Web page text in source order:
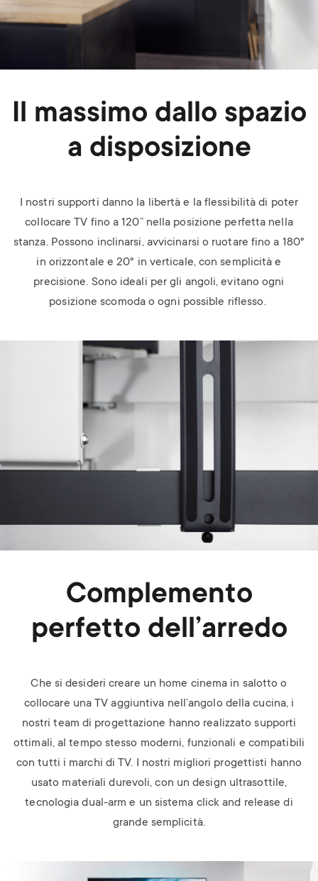
Il massimo dallo spazio
a disposizione
I nostri supporti danno la libertà e la flessibilità di poter
collocare TV fino a 120” nella posizione perfetta nella
stanza. Possono inclinarsi, avvicinarsi o ruotare fino a 180°
in orizzontale e 20° in verticale, con semplicità e
precisione. Sono ideali per gli angoli, evitano ogni
posizione scomoda o ogni possible riflesso.
Complemento
perfetto dell’arredo
Che si desideri creare un home cinema in salotto o
collocare una TV aggiuntiva nell’angolo della cucina, i
nostri team di progettazione hanno realizzato supporti
ottimali, al tempo stesso moderni, funzionali e compatibili
con tutti i marchi di TV. I nostri migliori progettisti hanno
usato materiali durevoli, con un design ultrasottile,
tecnologia dual-arm e un sistema click and release di
grande semplicità.